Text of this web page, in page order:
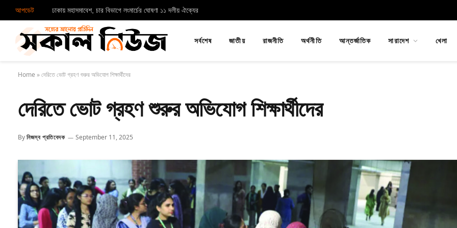
আপডেট ঢাকায় মহাসমাবেশ, চার বিভাগে লংমার্চের ঘোষণা ১১ দলীয় ঐক্যের
সর্বশেষ জাতীয় রাজনীতি অর্থনীতি আন্তর্জাতিক সারাদেশ খেলা
Home »দেরিতে ভোট গ্রহণ শুরুর অভিযোগ শিক্ষার্থীদের
দেরিতে ভোট গ্রহণ শুরুর অভিযোগ শিক্ষার্থীদের
Byনিজস্ব প্রতিবেদক September 11, 2025